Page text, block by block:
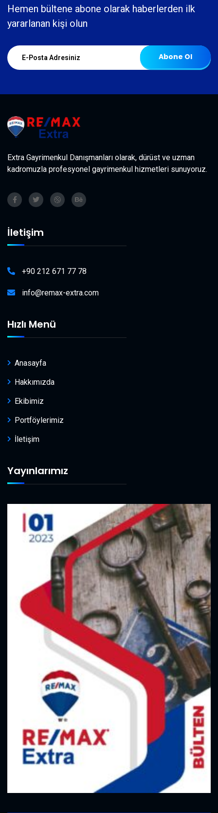
Hemen bültene abone olarak haberlerden ilk
yararlanan kişi olun
Abone Ol
Extra Gayrimenkul Danışmanları olarak, dürüst ve uzman
kadromuzla profesyonel gayrimenkul hizmetleri sunuyoruz.
İletişim
+90 212 671 77 78
info@remax-extra.com
Hızlı Menü
Anasayfa
Hakkımızda
Ekibimiz
Portföylerimiz
İletişim
Yayınlarımız